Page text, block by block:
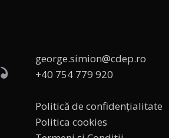
george.simion@cdep.ro
+40 754 779 920
Politică de confidențialitate
Politica cookies